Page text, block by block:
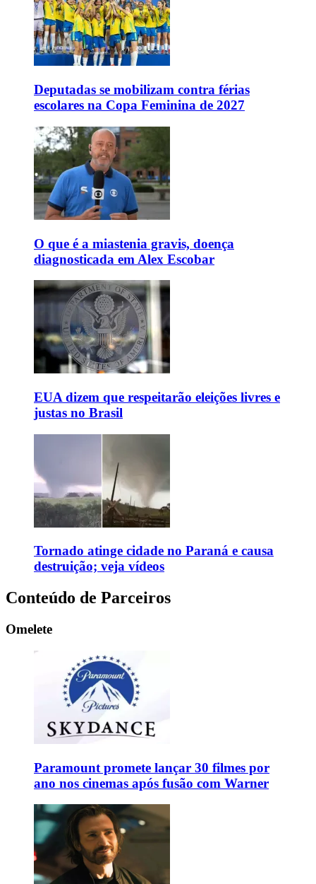
Deputadas se mobilizam contra férias
escolares na Copa Feminina de 2027
O que é a miastenia gravis, doença
diagnosticada em Alex Escobar
EUA dizem que respeitarão eleições livres e
justas no Brasil
Tornado atinge cidade no Paraná e causa
destruição; veja vídeos
Conteúdo de Parceiros
Omelete
Paramount promete lançar 30 filmes por
ano nos cinemas após fusão com Warner